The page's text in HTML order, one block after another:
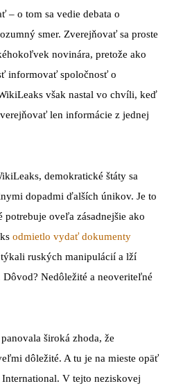
– o tom sa vedie debata o
smer. Zverejňovať sa proste
novinára, pretože ako
informovať spoločnosť o
však nastal vo chvíli, keď
len informácie z jednej
demokratické štáty sa
dopadmi ďalších únikov. Je to
potrebuje oveľa zásadnejšie ako
odmietlo vydať dokumenty
ruských manipulácií a lží
Nedôležité a neoveriteľné
široká zhoda, že
dôležité. A tu je na mieste opäť
V tejto neziskovej